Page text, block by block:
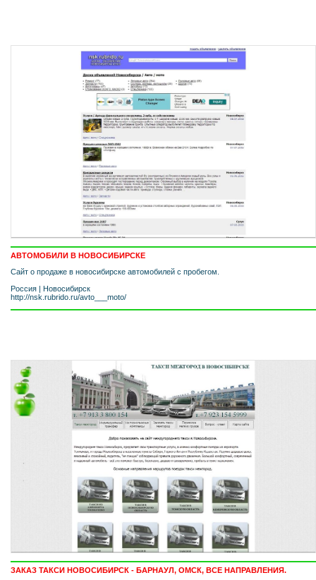
АВТОМОБИЛИ В НОВОСИБИРСКЕ
Сайт о продаже в новосибирске автомобилей с пробегом.
Россия | Новосибирск
http://nsk.rubrido.ru/avto___moto/
ЗАКАЗ ТАКСИ НОВОСИБИРСК - БАРНАУЛ, ОМСК, ВСЕ НАПРАВЛЕНИЯ.